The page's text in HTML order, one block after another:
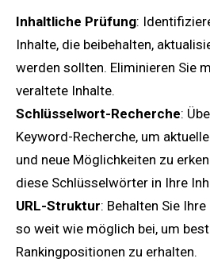
Inhaltliche Prüfung:
Inhalte, die beibehalten,
werden sollten. Eliminieren Sie
veraltete Inhalte.
Schlüsselwort-Recherche:
Keyword-Recherche, um
und neue Möglichkeiten zu
diese Schlüsselwörter in Ihre
URL-Struktur: Behalten Sie
so weit wie möglich bei, um
Rankingpositionen zu erhalten.